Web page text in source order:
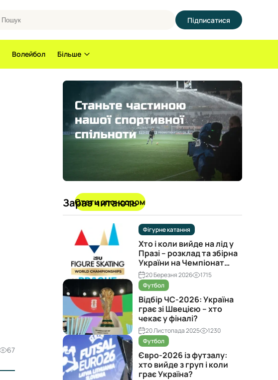
Підписатися
Волейбол Більше
Стати спонсором
67
Зараз читають
Фігурне катання
Хто і коли вийде на лід у
Празі – розклад та збірна
України на Чемпіонат
світу з фігурного катання
2026
20 Березня 2026
1715
Футбол
Відбір ЧС-2026: Україна
грає зі Швецією – хто
чекає у фіналі?
20 Листопада 2025
1230
Футбол
Євро-2026 із футзалу:
хто вийде з груп і коли
грає Україна?